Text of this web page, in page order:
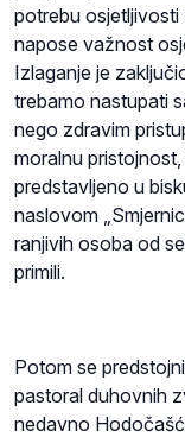
potrebu osjetljivosti
napose važnost
Izlaganje je
trebamo nastupati
nego zdravim
moralnu
predstavljeno u
naslovom
ranjivih osoba od
primili.
Potom se
pastoral duhovnih
nedavno